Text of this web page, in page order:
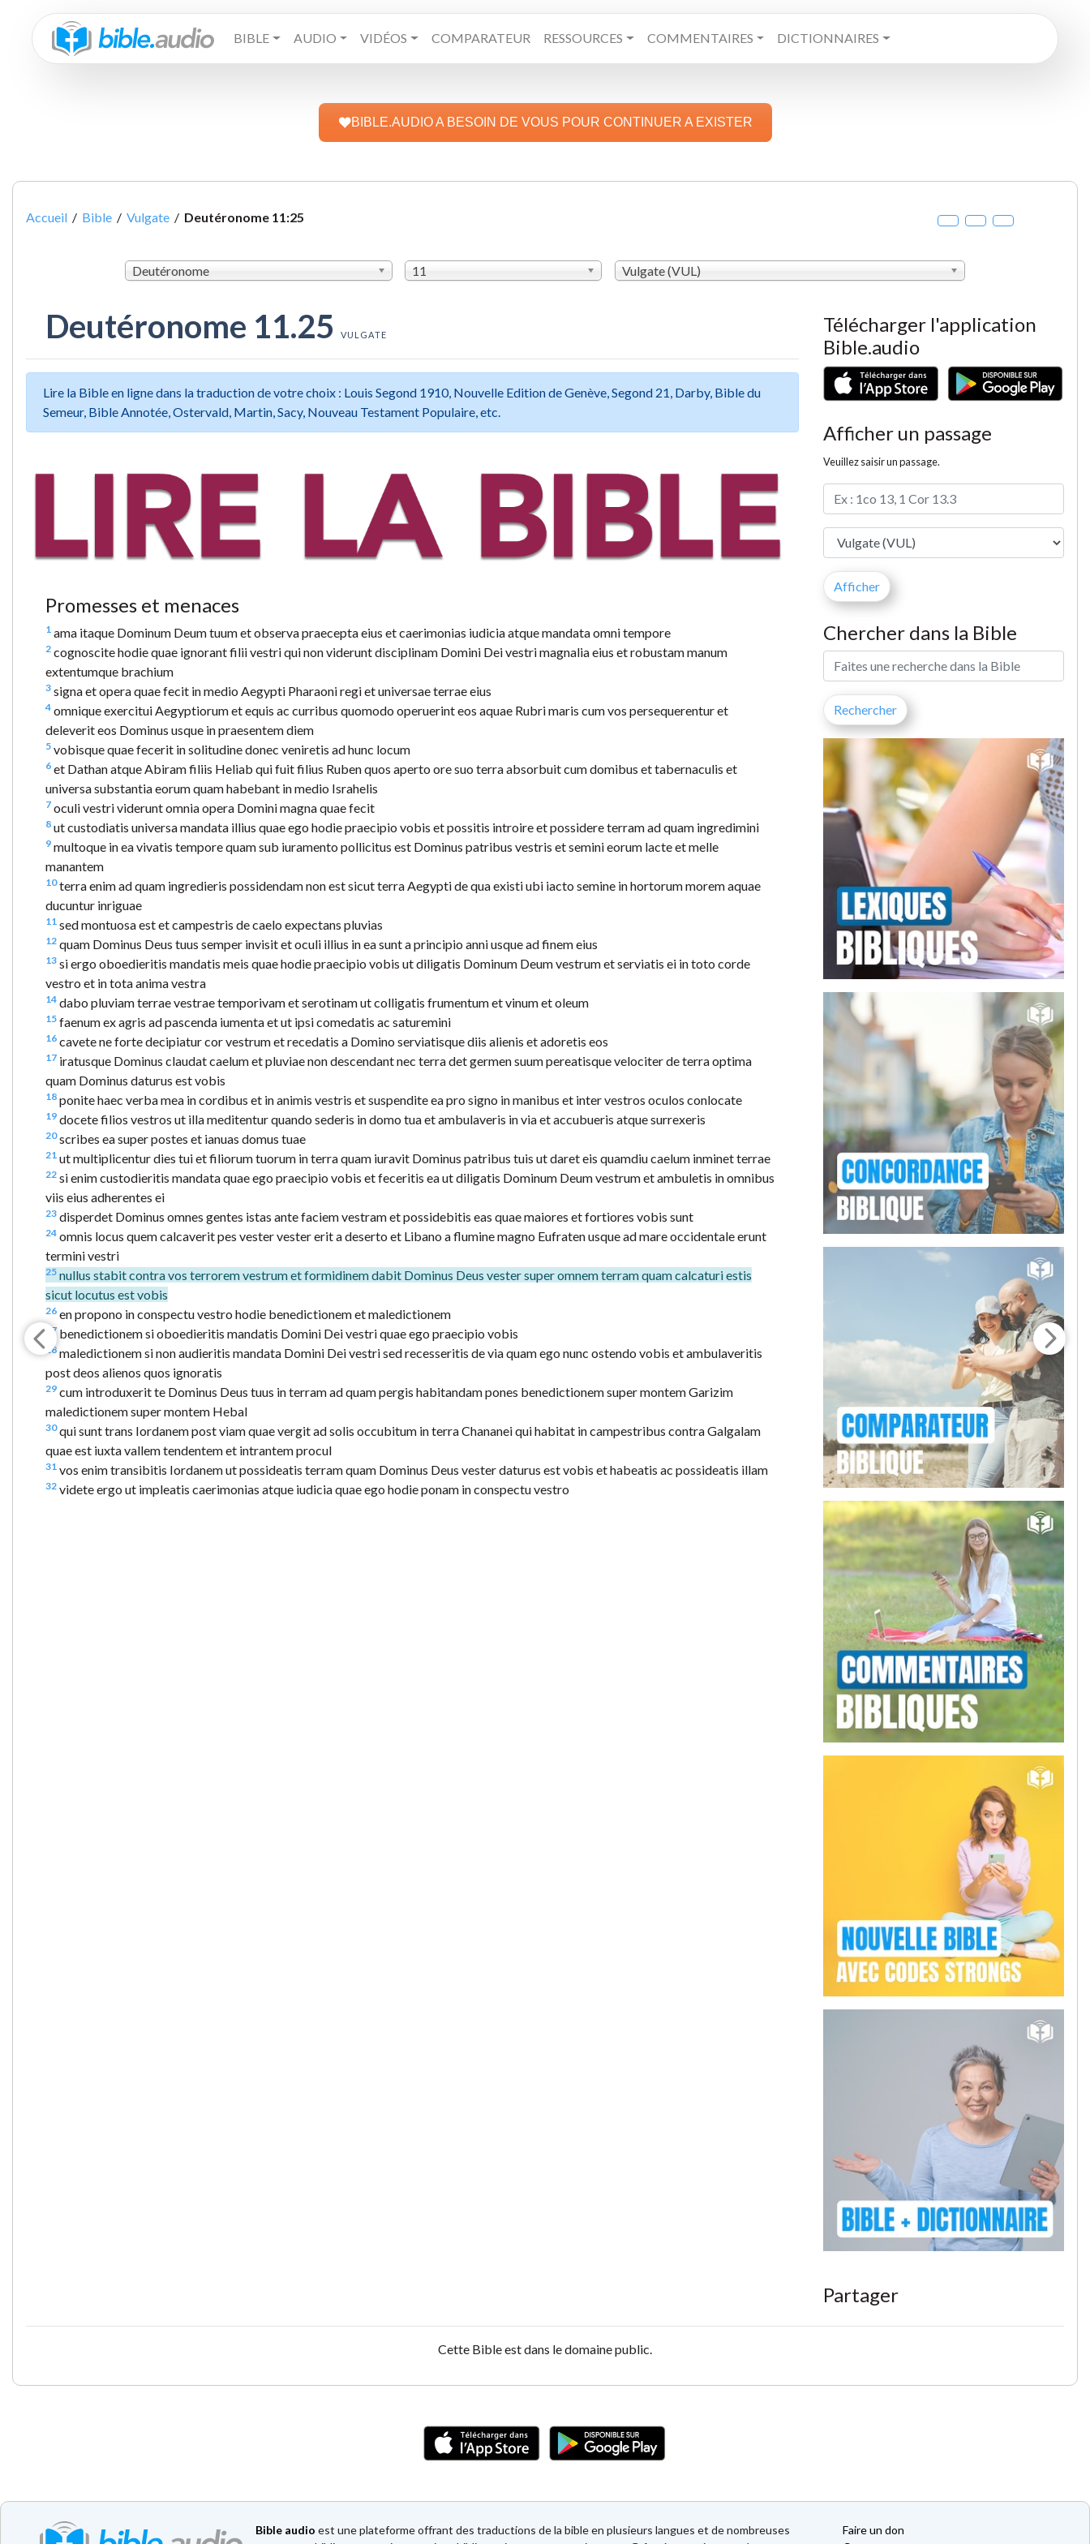
BIBLE AUDIO VIDÉOS COMPARATEUR RESSOURCES COMMENTAIRES DICTIONNAIRES
BIBLE.AUDIO A BESOIN DE VOUS POUR CONTINUER A EXISTER
Accueil / Bible / Vulgate / Deutéronome 11:25
Deutéronome 11 Vulgate (VUL)
Deutéronome 11.25 VULGATE
Lire la Bible en ligne dans la traduction de votre choix : Louis Segond 1910, Nouvelle Edition de Genève, Segond 21, Darby, Bible du
Semeur, Bible Annotée, Ostervald, Martin, Sacy, Nouveau Testament Populaire, etc.
Promesses et menaces
1 ama itaque Dominum Deum tuum et observa praecepta eius et caerimonias iudicia atque mandata omni tempore
2 cognoscite hodie quae ignorant filii vestri qui non viderunt disciplinam Domini Dei vestri magnalia eius et robustam manum
extentumque brachium
3 signa et opera quae fecit in medio Aegypti Pharaoni regi et universae terrae eius
4 omnique exercitui Aegyptiorum et equis ac curribus quomodo operuerint eos aquae Rubri maris cum vos persequerentur et
deleverit eos Dominus usque in praesentem diem
5 vobisque quae fecerit in solitudine donec veniretis ad hunc locum
6 et Dathan atque Abiram filiis Heliab qui fuit filius Ruben quos aperto ore suo terra absorbuit cum domibus et tabernaculis et
universa substantia eorum quam habebant in medio Israhelis
7 oculi vestri viderunt omnia opera Domini magna quae fecit
8 ut custodiatis universa mandata illius quae ego hodie praecipio vobis et possitis introire et possidere terram ad quam ingredimini
9 multoque in ea vivatis tempore quam sub iuramento pollicitus est Dominus patribus vestris et semini eorum lacte et melle
manantem
10terra enim ad quam ingredieris possidendam non est sicut terra Aegypti de qua existi ubi iacto semine in hortorum morem aquae
ducuntur inriguae
11 sed montuosa est et campestris de caelo expectans pluvias
12 quam Dominus Deus tuus semper invisit et oculi illius in ea sunt a principio anni usque ad finem eius
13 si ergo oboedieritis mandatis meis quae hodie praecipio vobis ut diligatis Dominum Deum vestrum et serviatis ei in toto corde
vestro et in tota anima vestra
14 dabo pluviam terrae vestrae temporivam et serotinam ut colligatis frumentum et vinum et oleum
15 faenum ex agris ad pascenda iumenta et ut ipsi comedatis ac saturemini
16 cavete ne forte decipiatur cor vestrum et recedatis a Domino serviatisque diis alienis et adoretis eos
17 iratusque Dominus claudat caelum et pluviae non descendant nec terra det germen suum pereatisque velociter de terra optima
quam Dominus daturus est vobis
18 ponite haec verba mea in cordibus et in animis vestris et suspendite ea pro signo in manibus et inter vestros oculos conlocate
19 docete filios vestros ut illa meditentur quando sederis in domo tua et ambulaveris in via et accubueris atque surrexeris
20scribes ea super postes et ianuas domus tuae
21 ut multiplicentur dies tui et filiorum tuorum in terra quam iuravit Dominus patribus tuis ut daret eis quamdiu caelum inminet terrae
22 si enim custodieritis mandata quae ego praecipio vobis et feceritis ea ut diligatis Dominum Deum vestrum et ambuletis in omnibus
viis eius adherentes ei
23 disperdet Dominus omnes gentes istas ante faciem vestram et possidebitis eas quae maiores et fortiores vobis sunt
24 omnis locus quem calcaverit pes vester vester erit a deserto et Libano a flumine magno Eufraten usque ad mare occidentale erunt
termini vestri
25 nullus stabit contra vos terrorem vestrum et formidinem dabit Dominus Deus vester super omnem terram quam calcaturi estis
sicut locutus est vobis
26 en propono in conspectu vestro hodie benedictionem et maledictionem
27 benedictionem si oboedieritis mandatis Domini Dei vestri quae ego praecipio vobis
28 maledictionem si non audieritis mandata Domini Dei vestri sed recesseritis de via quam ego nunc ostendo vobis et ambulaveritis
post deos alienos quos ignoratis
29 cum introduxerit te Dominus Deus tuus in terram ad quam pergis habitandam pones benedictionem super montem Garizim
maledictionem super montem Hebal
30qui sunt trans Iordanem post viam quae vergit ad solis occubitum in terra Chananei qui habitat in campestribus contra Galgalam
quae est iuxta vallem tendentem et intrantem procul
31 vos enim transibitis Iordanem ut possideatis terram quam Dominus Deus vester daturus est vobis et habeatis ac possideatis illam
32 videte ergo ut impleatis caerimonias atque iudicia quae ego hodie ponam in conspectu vestro
Télécharger l'application
Bible.audio
Afficher un passage
Veuillez saisir un passage.
Chercher dans la Bible
Partager
Cette Bible est dans le domaine public.
Bible audio est une plateforme offrant des traductions de la bible en plusieurs langues et de nombreuses
Faire un don